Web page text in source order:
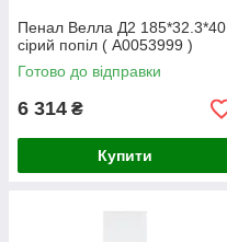
Пенал Велла Д2 185*32.3*40
сірий попіл ( А0053999 )
Готово до відправки
6 314 ₴
Купити